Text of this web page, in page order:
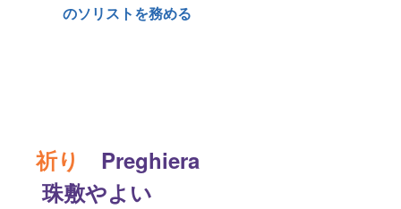
のソリストを務める
祈り Preghiera
珠敷やよい